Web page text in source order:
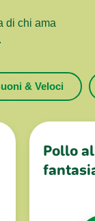
di chi ama
& Veloci
Pollo